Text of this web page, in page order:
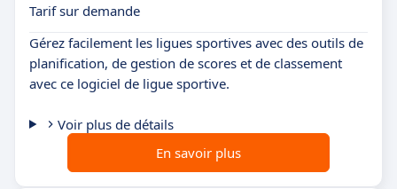
Tarif sur demande
Gérez facilement les ligues sportives avec des outils de
planification, de gestion de scores et de classement
avec ce logiciel de ligue sportive.
Voir plus de détails
En savoir plus